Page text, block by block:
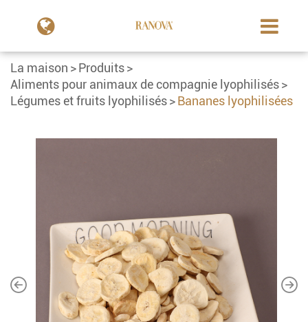
La maison
Produits
Aliments pour animaux de compagnie lyophilisés
Légumes et fruits lyophilisés
Bananes lyophilisées